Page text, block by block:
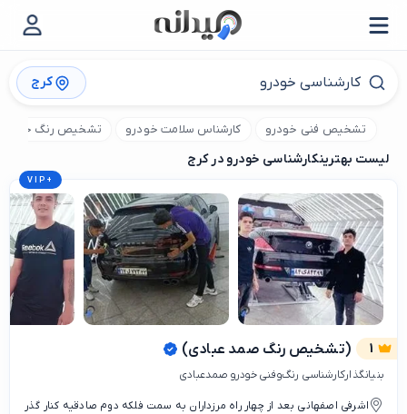
کرج
تشخیص فنی خودرو کارشناس سلامت خودرو تشخیص رنگ خودرو
لیست بهترینکارشناسی خودرو در کرج
VIP +
1 (تشخیص رنگ صمد عبادی)
بنیانگذارکارشناسی رنگ‌وفنی خودرو صمدعبادی
اشرفی اصفهانی بعد از چهار راه مرزداران به سمت فلکه دوم صادقیه کنار گذر